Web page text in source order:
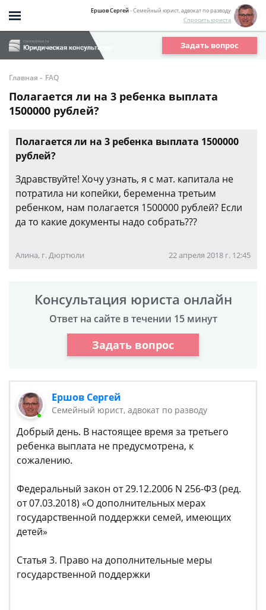
Ершов Сергей- Семейный юрист, адвокат по разводу
Спросить юриста
Задать вопрос
Главная - FAQ
Полагается ли на 3 ребенка выплата
1500000 рублей?
Полагается ли на 3 ребенка выплата 1500000
рублей?
Здравствуйте! Хочу узнать, я с мат. капитала не
потратила ни копейки, беременна третьим
ребенком, нам полагается 1500000 рублей? Если
да то какие документы надо собрать???
Алина, г. Дюртюли 22 апреля 2018 г. 12:45
Консультация юриста онлайн
Ответ на сайте в течении 15 минут
Задать вопрос
Ершов Сергей
Семейный юрист, адвокат по разводу
Добрый день. В настоящее время за третьего
ребенка выплата не предусмотрена, к
сожалению.
Федеральный закон от 29.12.2006 N 256-ФЗ (ред.
от 07.03.2018) «О дополнительных мерах
государственной поддержки семей, имеющих
детей»
Статья 3. Право на дополнительные меры
государственной поддержки